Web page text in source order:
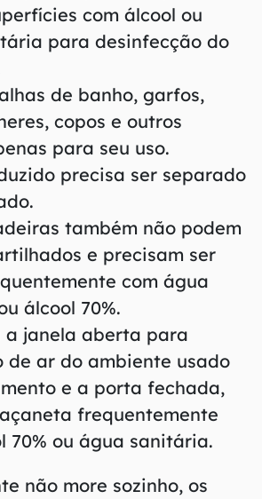
com álcool ou
para desinfecção do
de banho, garfos,
copos e outros
para seu uso.
precisa ser separado
também não podem
e precisam ser
com água
álcool 70%.
a janela aberta para
de ar do ambiente usado
e a porta fechada,
frequentemente
70% ou água sanitária.
não more sozinho, os